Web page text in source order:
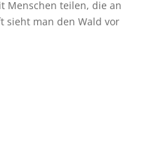
Menschen teilen, die an
sieht man den Wald vor